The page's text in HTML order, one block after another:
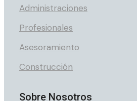
Administraciones
Profesionales
Asesoramiento
Construcción
Sobre Nosotros